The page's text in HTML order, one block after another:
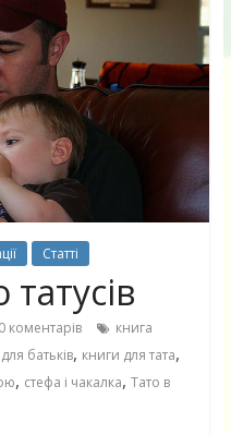
Статті
0 коментарів
книга
батьків, книги для тата,
, стефа і чакалка, Тато в